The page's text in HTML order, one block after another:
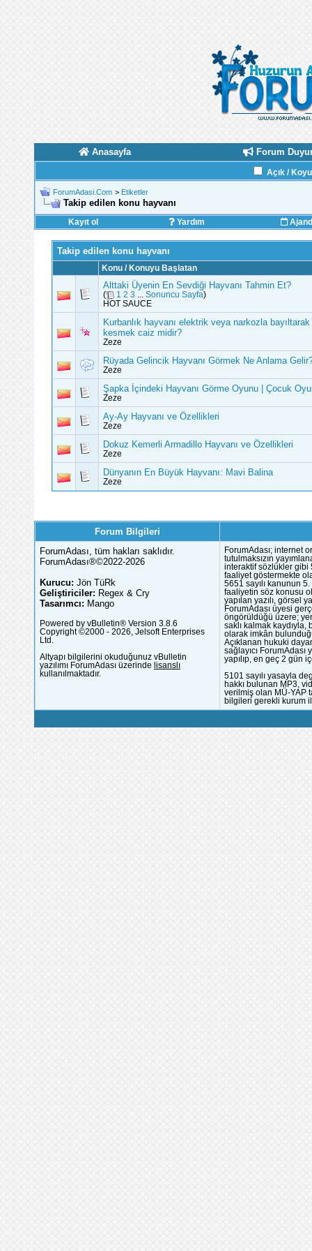
Anasayfa Forum
Açık /
ForumAdasi.Com > Etiketler
Takip edilen konu hayvanı
Kayıt ol Yardım
Takip edilen konu hayvanı
Konu / Konuyu Başlatan
Alttaki Üyenin En Sevdiği Hayvanı Tahmin Et?
( 1 2 3 Sonuncu Sayfa)
HOT SAUCE
Kurbanlık hayvanı elektrik veya narkozla bayıltarak
kesmek caiz midir?
Zeze
Rüyada Gelincik Hayvanı Görmek Ne Anlama
Zeze
Şapka İçindeki Hayvanı Görme Oyunu | Çocuk
Zeze
Ay-Ay Hayvanı ve Özellikleri
Zeze
Dokuz Kemerli Armadillo Hayvanı ve Özellikleri
Zeze
Dünyanın En Büyük Hayvanı: Mavi Balina
Zeze
Forum Bilgileri
ForumAdası, tüm hakları saklıdır.
ForumAdası®©2022-2026
Kurucu: Jön TüRk
Geliştiriciler: Regex & Cry
Tasarımcı: Mango
Powered by vBulletin® Version 3.8.6
Copyright ©2000 - 2026, Jelsoft Enterprises
Ltd.
Altyapı bilgilerini okuduğunuz vBulletin
yazılımı ForumAdası üzerinde lisanslı
kullanılmaktadır.
ForumAdası; internet
tutulmaksızın
interaktif sözlükler gibi
faaliyet göstermekte
5651 sayılı kanunun
faaliyetin söz konusu
yapılan yazılı, görsel
ForumAdası üyesi
öngörüldüğü üzere;
saklı kalmak
olarak imkân
Açıklanan hukuki
sağlayıcı
yapılıp, en geç 2 gün
5101 sayılı yasayla
hakkı bulunan MP3,
verilmiş olan MÜ-YAP
bilgileri gerekli kurum